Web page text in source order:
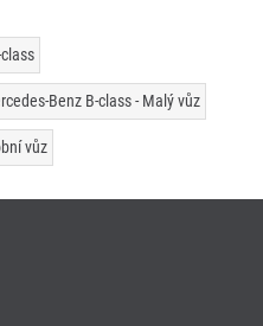
Benz B-class - Malý vůz
vůz